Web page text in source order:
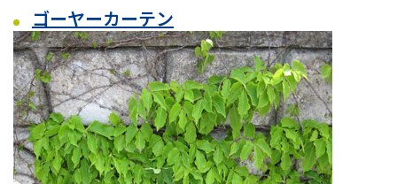
ゴーヤーカーテン